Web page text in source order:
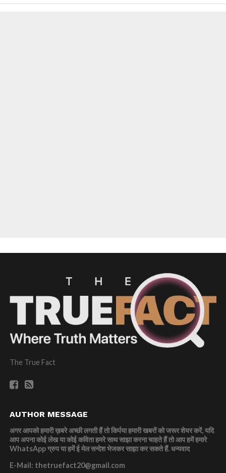
The True Fact
AUTHOR MESSAGE
अगर आपको हमारी ख़बरे अच्छी लगती हैं तो किर्पया हमारी खबरों को जरूर शेयर करें, यदि
आप अपना कोई लेख या कोई कविता हमरे साथ साझा करना चाहते हैं तो आप हमें हमारे
WhatsApp ग्रुप या हमें ई मेल सन्देश भेजकर साझा कर सकते हैं.धन्यवाद
E-Mail: thetruefact20@gmail.com